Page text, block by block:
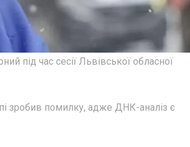
під час сесії Львівської обласної
зробив помилку, адже ДНК-аналіз є